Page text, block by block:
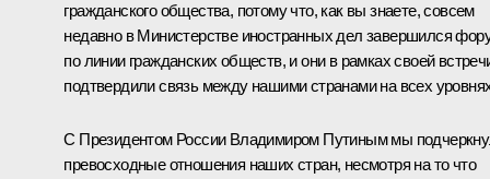
гражданского общества, потому что, как вы знаете, совсем
недавно в Министерстве иностранных дел завершился
по линии гражданских обществ, и они в рамках своей
подтвердили связь между нашими странами на всех
С Президентом России Владимиром Путиным мы
превосходные отношения наших стран, несмотря на то что